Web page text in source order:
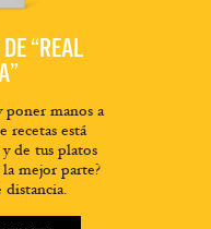
“REAL
poner manos a
recetas está
de tus platos
mejor parte?
distancia.